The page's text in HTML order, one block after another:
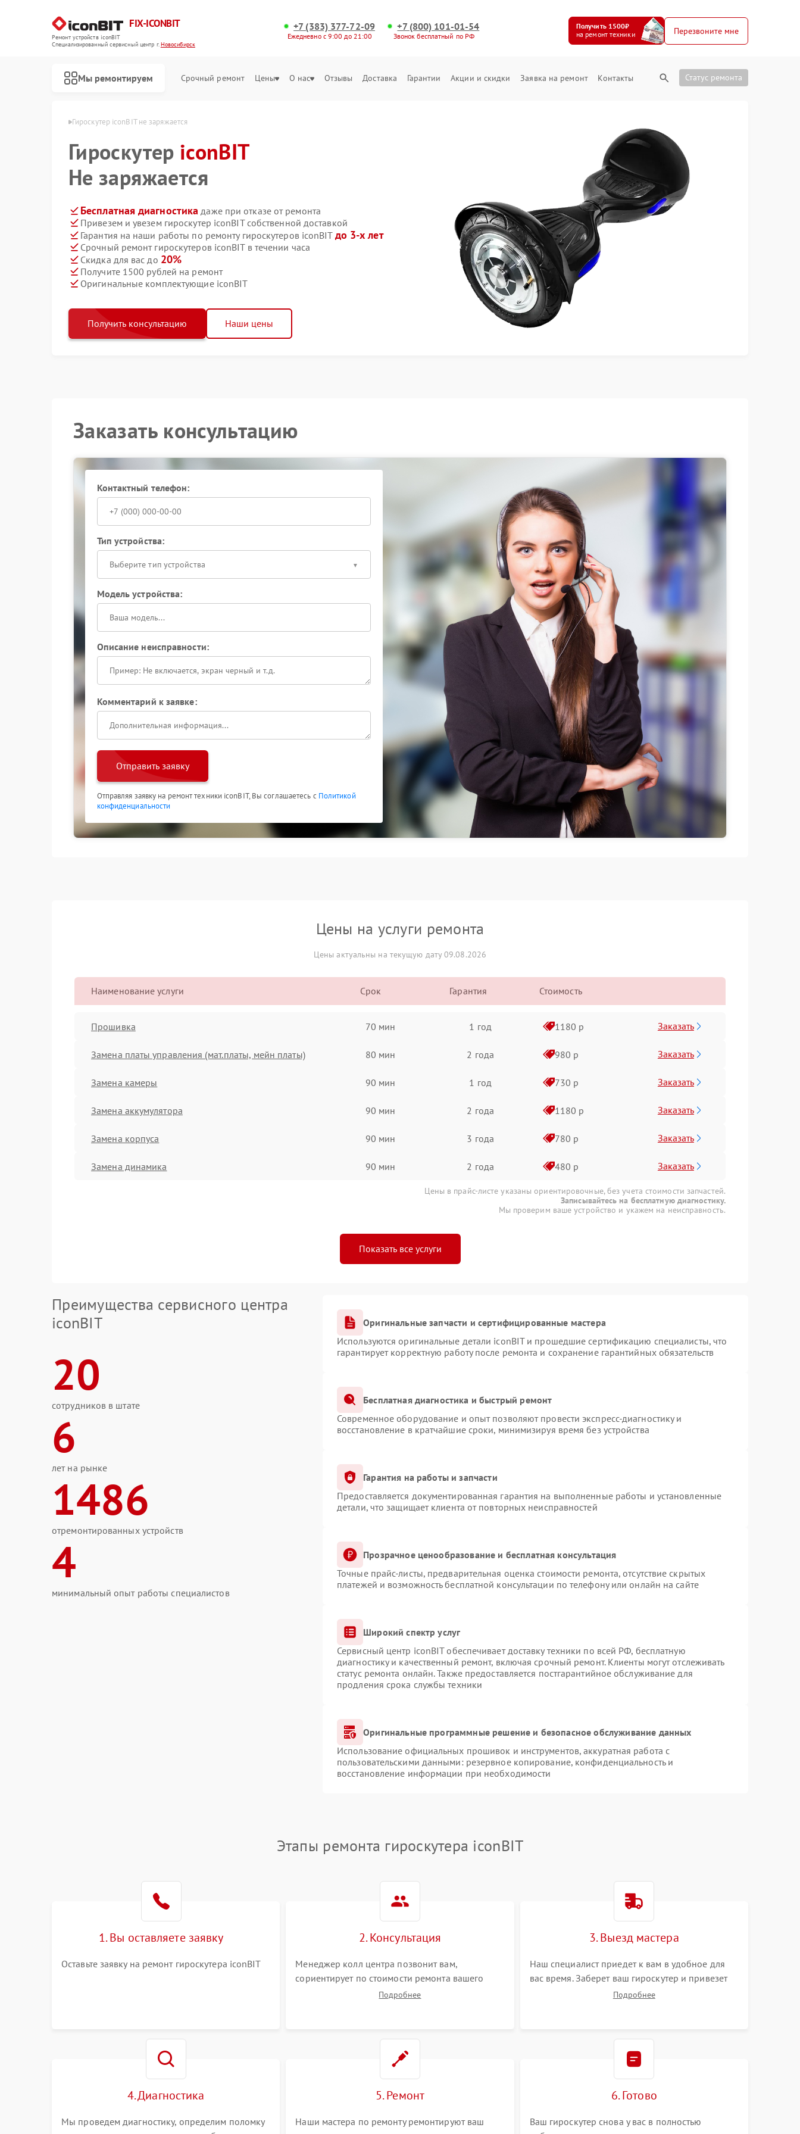
FIX-ICONBIT
Ремонт устройств iconBIT
Специализированный cервисный центр г.Новосибирск
+7 (383) 377-72-09
Ежедневно с 9:00 до 21:00
+7 (800) 101-01-54
Звонок бесплатный по РФ
Получить 1500₽
на ремонт техники
Перезвоните мне
Мы ремонтируем Срочный ремонт Цены О нас Отзывы Доставка Гарантии Акции и скидки Заявка на ремонт Контакты Статус ремонта
Гироскутер iconBIT не заряжается
Гироскутер iconBIT
Не заряжается
Бесплатная диагностика даже при отказе от ремонта
Привезем и увезем гироскутер iconBIT собственной доставкой
Гарантия на наши работы по ремонту гироскутеров iconBIT до 3-х лет
Срочный ремонт гироскутеров iconBIT в течении часа
Скидка для вас до 20%
Получите 1500 рублей на ремонт
Оригинальные комплектующие iconBIT
Получить консультацию Наши цены
Заказать консультацию
Контактный телефон:
Тип устройства:
Выберите тип устройства
Модель устройства:
Описание неисправности:
Комментарий к заявке:
Отправить заявку
Отправляя заявку на ремонт техники iconBIT, Вы соглашаетесь с Политикой
конфиденциальности
Цены на услуги ремонта
Цены актуальны на текущую дату 09.08.2026
Наименование услуги Срок Гарантия Стоимость
Прошивка 70 мин 1 год 1180 р Заказать
Замена платы управления (мат.платы, мейн платы) 80 мин 2 года 980 р Заказать
Замена камеры 90 мин 1 год 730 р Заказать
Замена аккумулятора 90 мин 2 года 1180 р Заказать
Замена корпуса 90 мин 3 года 780 р Заказать
Замена динамика 90 мин 2 года 480 р Заказать
Цены в прайс-листе указаны ориентировочные, без учета стоимости запчастей.
Записывайтесь на бесплатную диагностику.
Мы проверим ваше устройство и укажем на неисправность.
Показать все услуги
Преимущества сервисного центра
iconBIT
20
сотрудников в штате
6
лет на рынке
1486
отремонтированных устройств
4
минимальный опыт работы специалистов
Оригинальные запчасти и сертифицированные мастера
Используются оригинальные детали iconBIT и прошедшие сертификацию специалисты, что
гарантирует корректную работу после ремонта и сохранение гарантийных обязательств
Бесплатная диагностика и быстрый ремонт
Современное оборудование и опыт позволяют провести экспресс-диагностику и
восстановление в кратчайшие сроки, минимизируя время без устройства
Гарантия на работы и запчасти
Предоставляется документированная гарантия на выполненные работы и установленные
детали, что защищает клиента от повторных неисправностей
Прозрачное ценообразование и бесплатная консультация
Точные прайс-листы, предварительная оценка стоимости ремонта, отсутствие скрытых
платежей и возможность бесплатной консультации по телефону или онлайн на сайте
Широкий спектр услуг
Сервисный центр iconBIT обеспечивает доставку техники по всей РФ, бесплатную
диагностику и качественный ремонт, включая срочный ремонт. Клиенты могут отслеживать
статус ремонта онлайн. Также предоставляется постгарантийное обслуживание для
продления срока службы техники
Оригинальные программные решение и безопасное обслуживание данных
Использование официальных прошивок и инструментов, аккуратная работа с
пользовательскими данными: резервное копирование, конфиденциальность и
восстановление информации при необходимости
Этапы ремонта гироскутера iconBIT
1. Вы оставляете заявку
Оставьте заявку на ремонт гироскутера iconBIT
2. Консультация
Менеджер колл центра позвонит вам,
сориентирует по стоимости ремонта вашего
гироскутера а также ответит на все ваши
Подробнее
3. Выезд мастера
Наш специалист приедет к вам в удобное для
вас время. Заберет ваш гироскутер и привезет
на склад для диагностики.
Подробнее
4. Диагностика
Мы проведем диагностику, определим поломку
5. Ремонт
Наши мастера по ремонту ремонтируют ваш
6. Готово
Ваш гироскутер снова у вас в полностью